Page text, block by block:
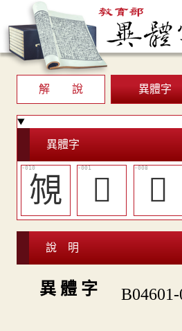
解 說 異體字
異體字
覙 𧡓 󸪮
說 明
異 體 字 B04601-